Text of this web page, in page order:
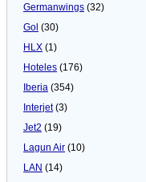
Germanwings (32)
Gol (30)
HLX (1)
Hoteles (176)
Iberia (354)
Interjet(3)
Jet2 (19)
Lagun Air (10)
LAN (14)